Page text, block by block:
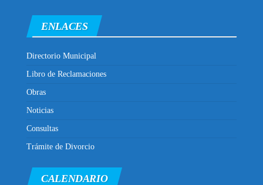
ENLACES
Directorio Municipal
Libro de Reclamaciones
Obras
Noticias
Consultas
Trámite de Divorcio
CALENDARIO